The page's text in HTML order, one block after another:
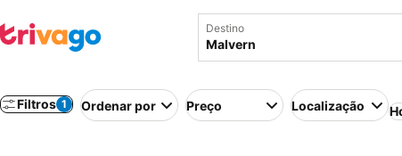
Destino
Filtros 1 Ordenar por Preço Localização